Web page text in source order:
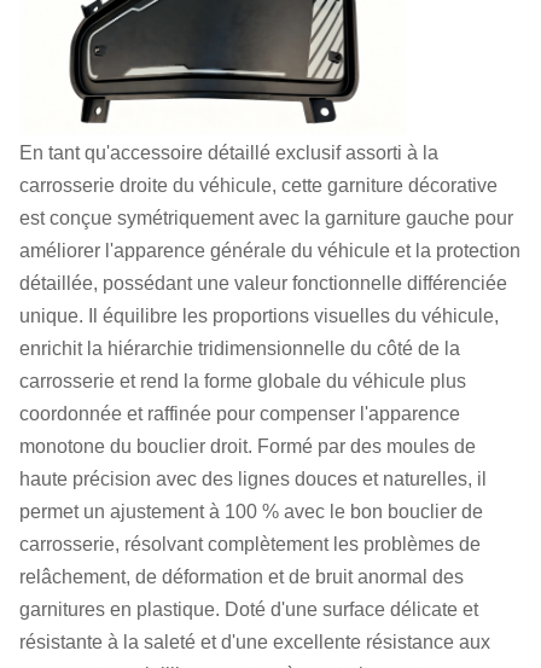
En tant qu'accessoire détaillé exclusif assorti à la
carrosserie droite du véhicule, cette garniture décorative
est conçue symétriquement avec la garniture gauche pour
améliorer l'apparence générale du véhicule et la protection
détaillée, possédant une valeur fonctionnelle différenciée
unique. Il équilibre les proportions visuelles du véhicule,
enrichit la hiérarchie tridimensionnelle du côté de la
carrosserie et rend la forme globale du véhicule plus
coordonnée et raffinée pour compenser l'apparence
monotone du bouclier droit. Formé par des moules de
haute précision avec des lignes douces et naturelles, il
permet un ajustement à 100 % avec le bon bouclier de
carrosserie, résolvant complètement les problèmes de
relâchement, de déformation et de bruit anormal des
garnitures en plastique. Doté d'une surface délicate et
résistante à la saleté et d'une excellente résistance aux